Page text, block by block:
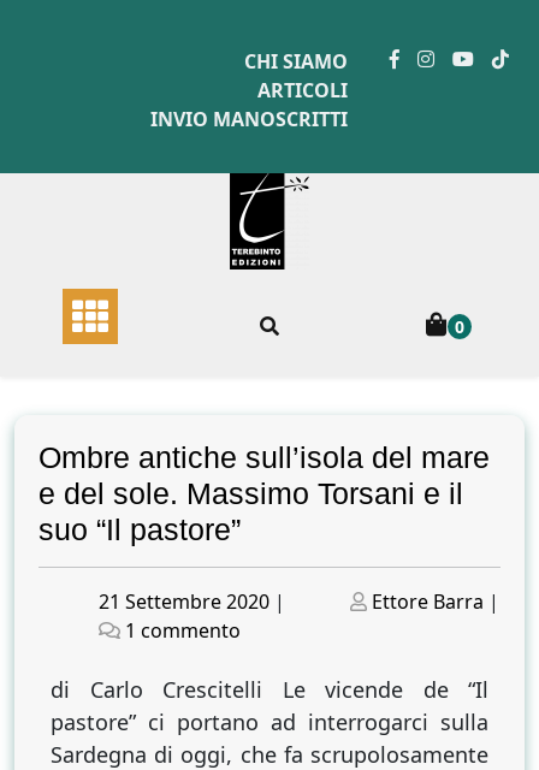
CHI SIAMO
ARTICOLI
INVIO MANOSCRITTI
0
Ombre antiche sull’isola del mare
e del sole. Massimo Torsani e il
suo “Il pastore”
Posted
on
21 Settembre 2020 |
Posted
Ettore Barra |
1 commento
antiche
sull’isola
del
di Carlo Crescitelli Le vicende de “Il
pastore” ci portano ad interrogarci sulla
Sardegna di oggi, che fa scrupolosamente